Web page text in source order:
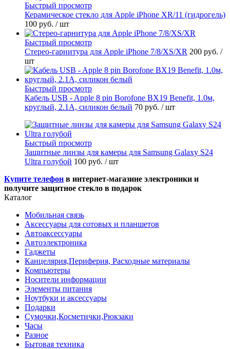
Быстрый просмотр
Керамическое стекло для Apple iPhone XR/11 (гидрогель)
100 руб. / шт
Быстрый просмотр
Стерео-гарнитура для Apple iPhone 7/8/XS/XR 200 руб. /
шт
Быстрый просмотр
Кабель USB - Apple 8 pin Borofone BX19 Benefit, 1.0м,
круглый, 2.1A, силикон белый 70 руб. / шт
Быстрый просмотр
Защитные линзы для камеры для Samsung Galaxy S24
Ultra голубой 100 руб. / шт
Купите телефон в интернет-магазине электроники и
получите защитное стекло в подарок
Каталог
Мобильная связь
Аксессуары для сотовых и планшетов
Автоаксессуары
Автоэлектроника
Гаджеты
Канцелярия,Периферия, Расходные материалы
Компьютеры
Носители информации
Элементы питания
Ноутбуки и аксессуары
Подарки
Сумочки,Косметички,Рюкзаки
Часы
Разное
Бытовая техника